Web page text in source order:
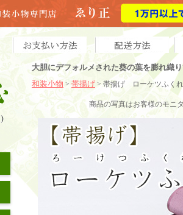
大胆にデフォルメされた葵の葉を膨れ織
和装小物 > 帯揚げ > 帯揚げ ローケツふく
商品の写真はお客様のモニ